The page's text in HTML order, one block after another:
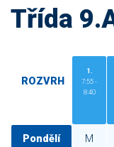
Třída
ROZVRH
1.
7:55 -
8:40
Pondělí M